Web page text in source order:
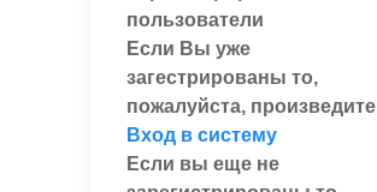
пользователи
Если Вы уже
загестрированы то,
пожалуйста, произведите
Вход в систему
Если вы еще не